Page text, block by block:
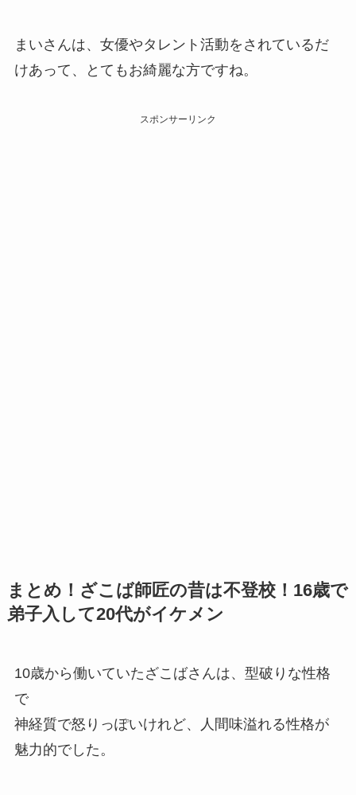
まいさんは、女優やタレント活動をされているだ
けあって、とてもお綺麗な方ですね。
スポンサーリンク
まとめ！ざこば師匠の昔は不登校！16歳で
弟子入して20代がイケメン
10歳から働いていたざこばさんは、型破りな性格
で
神経質で怒りっぽいけれど、人間味溢れる性格が
魅力的でした。